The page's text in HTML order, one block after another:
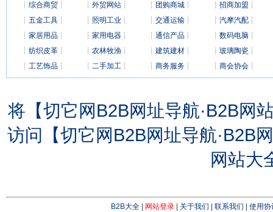
┊ 综合商贸 ┊ ┊ 外贸网站 ┊ ┊ 团购商城 ┊ ┊ 招商加盟 ┊
┊ 五金工具 ┊ ┊ 照明工业 ┊ ┊ 交通运输 ┊ ┊ 汽摩汽配┊
┊ 家居用品 ┊ ┊ 家用电器 ┊ ┊ 通信产品 ┊ ┊ 数码电脑 ┊
┊ 纺织皮革 ┊ ┊ 农林牧渔 ┊ ┊ 建筑建材 ┊ ┊ 玻璃陶瓷┊
┊ 工艺饰品 ┊ ┊ 二手加工 ┊ ┊ 商务服务 ┊ ┊ 商会协会┊
将【切它网B2B网址导航·B2B网
访问【切它网B2B网址导航·B2B
网站大
B2B大全| 网站登录| 关于我们 联系我们 使用协